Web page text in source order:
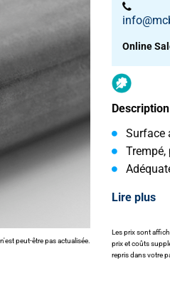
peut-être pas actualisée.
Online
Surface
Trempé,
Lire plus
Les prix sont
prix et coûts
repris dans votre